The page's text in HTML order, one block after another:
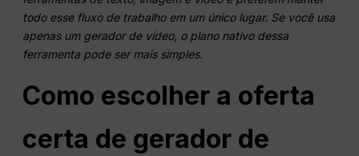
todo esse fluxo de trabalho em um único lugar. Se você usa
apenas um gerador de vídeo, o plano nativo dessa
ferramenta pode ser mais simples.
Como escolher a oferta
certa de gerador de